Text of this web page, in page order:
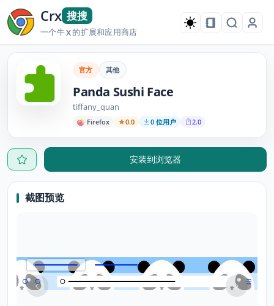
Crx 搜搜
一个牛X的扩展和应用商店
官方 其他
Panda Sushi Face
tiffany_quan
Firefox 0.0 0 位用户 2.0
安装到浏览器
截图预览